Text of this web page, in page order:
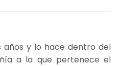
años y lo hace dentro del
a la que pertenece el